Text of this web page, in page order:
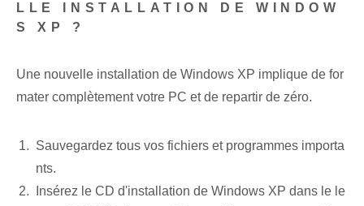
LLE INSTALLATION DE WINDOW
S XP ?
Une nouvelle installation de Windows XP implique de for
mater complètement votre PC et de repartir de zéro.
Sauvegardez tous vos fichiers et programmes importa
nts.
Insérez le CD d'installation de Windows XP dans le le